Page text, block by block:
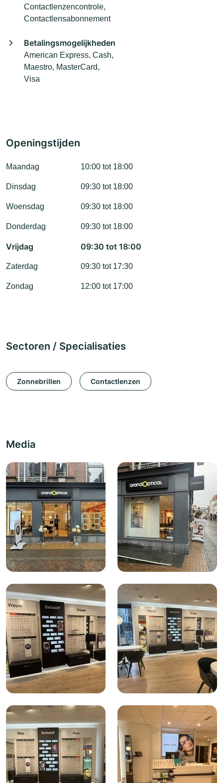
Contactlenzencontrole,
Contactlensabonnement
Betalingsmogelijkheden
American Express, Cash,
Maestro, MasterCard,
Visa
Openingstijden
Maandag 10:00 tot 18:00
Dinsdag 09:30 tot 18:00
Woensdag 09:30 tot 18:00
Donderdag 09:30 tot 18:00
Vrijdag 09:30 tot 18:00
Zaterdag 09:30 tot 17:30
Zondag 12:00 tot 17:00
Sectoren / Specialisaties
Zonnebrillen Contactlenzen
Media